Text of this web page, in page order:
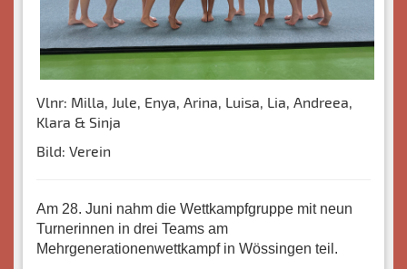
Vlnr: Milla, Jule, Enya, Arina, Luisa, Lia, Andreea,
Klara & Sinja
Bild: Verein
Am 28. Juni nahm die Wettkampfgruppe mit neun
Turnerinnen in drei Teams am
Mehrgenerationenwettkampf in Wössingen teil.